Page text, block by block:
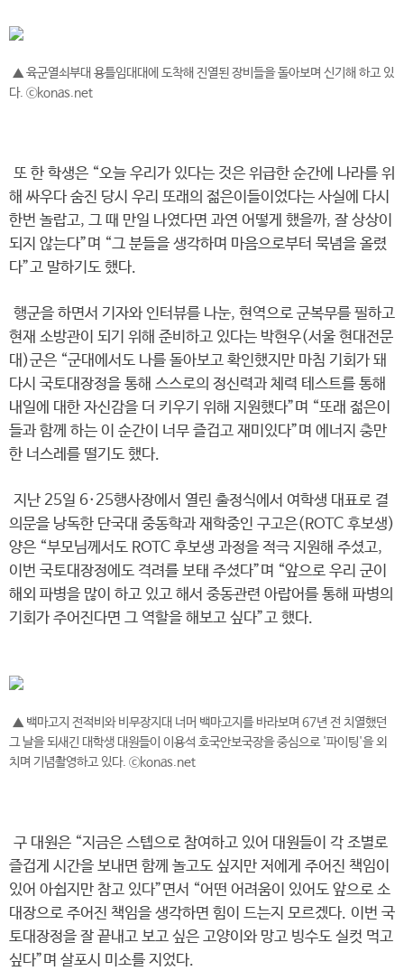
▲ 육군열쇠부대 용틀임대대에 도착해 진열된 장비들을 돌아보며 신기해 하고 있
다. ⓒkonas.net
또 한 학생은 “오늘 우리가 있다는 것은 위급한 순간에 나라를 위
해 싸우다 숨진 당시 우리 또래의 젊은이들이었다는 사실에 다시
한번 놀랍고, 그 때 만일 나였다면 과연 어떻게 했을까, 잘 상상이
되지 않는다”며 “그 분들을 생각하며 마음으로부터 묵념을 올렸
다”고 말하기도 했다.
행군을 하면서 기자와 인터뷰를 나눈, 현역으로 군복무를 필하고
현재 소방관이 되기 위해 준비하고 있다는 박현우(서울 현대전문
대)군은 “군대에서도 나를 돌아보고 확인했지만 마침 기회가 돼
다시 국토대장정을 통해 스스로의 정신력과 체력 테스트를 통해
내일에 대한 자신감을 더 키우기 위해 지원했다”며 “또래 젊은이
들과 함께 하는 이 순간이 너무 즐겁고 재미있다”며 에너지 충만
한 너스레를 떨기도 했다.
지난 25일 6·25행사장에서 열린 출정식에서 여학생 대표로 결
의문을 낭독한 단국대 중동학과 재학중인 구고은(ROTC 후보생)
양은 “부모님께서도 ROTC 후보생 과정을 적극 지원해 주셨고,
이번 국토대장정에도 격려를 보태 주셨다”며 “앞으로 우리 군이
해외 파병을 많이 하고 있고 해서 중동관련 아랍어를 통해 파병의
기회가 주어진다면 그 역할을 해보고 싶다”고 했다.
▲ 백마고지 전적비와 비무장지대 너머 백마고지를 바라보며 67년 전 치열했던
그 날을 되새긴 대학생 대원들이 이용석 호국안보국장을 중심으로 '파이팅'을 외
치며 기념촬영하고 있다. ⓒkonas.net
구 대원은 “지금은 스텝으로 참여하고 있어 대원들이 각 조별로
즐겁게 시간을 보내면 함께 놀고도 싶지만 저에게 주어진 책임이
있어 아쉽지만 참고 있다”면서 “어떤 어려움이 있어도 앞으로 소
대장으로 주어진 책임을 생각하면 힘이 드는지 모르겠다. 이번 국
토대장정을 잘 끝내고 보고 싶은 고양이와 망고 빙수도 실컷 먹고
싶다”며 살포시 미소를 지었다.